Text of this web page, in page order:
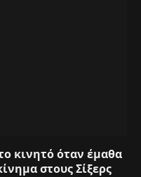
κινητό όταν έμαθα
στους Σίξερς